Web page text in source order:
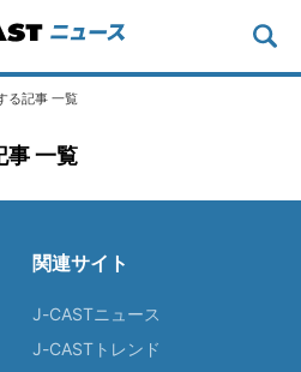
る記事 一覧
事 一覧
関連サイト
J-CASTニュース
J-CASTトレンド